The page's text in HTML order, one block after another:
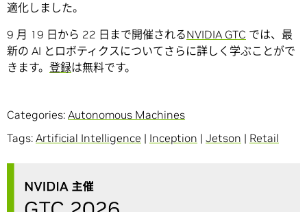
適化しました。
9 月 19 日から 22 日まで開催されるNVIDIA GTC では、最
新の AI とロボティクスについてさらに詳しく学ぶことがで
きます。 登録は無料です。
Categories: Autonomous Machines
Tags: Artificial Intelligence | Inception | Jetson | Retail